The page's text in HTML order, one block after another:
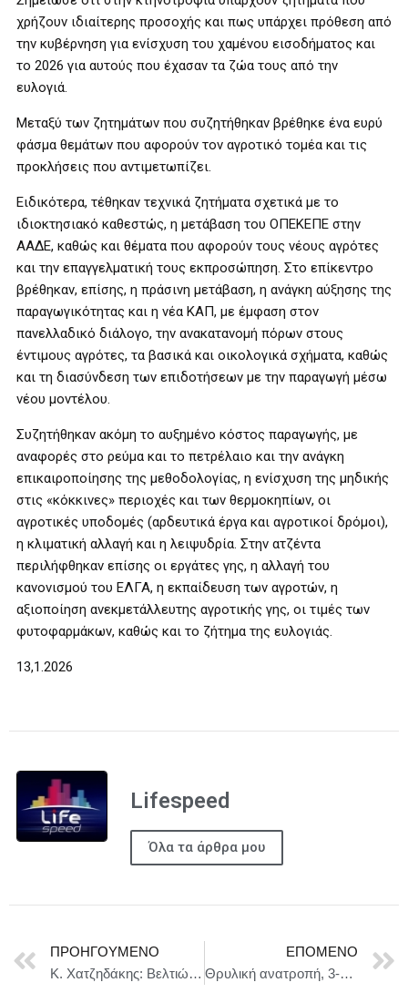
χρήζουν ιδιαίτερης προσοχής και πως υπάρχει πρόθεση από
την κυβέρνηση για ενίσχυση του χαμένου εισοδήματος και
το 2026 για αυτούς που έχασαν τα ζώα τους από την
ευλογιά.
Μεταξύ των ζητημάτων που συζητήθηκαν βρέθηκε ένα ευρύ
φάσμα θεμάτων που αφορούν τον αγροτικό τομέα και τις
προκλήσεις που αντιμετωπίζει.
Ειδικότερα, τέθηκαν τεχνικά ζητήματα σχετικά με το
ιδιοκτησιακό καθεστώς, η μετάβαση του ΟΠΕΚΕΠΕ στην
ΑΑΔΕ, καθώς και θέματα που αφορούν τους νέους αγρότες
και την επαγγελματική τους εκπροσώπηση. Στο επίκεντρο
βρέθηκαν, επίσης, η πράσινη μετάβαση, η ανάγκη αύξησης της
παραγωγικότητας και η νέα ΚΑΠ, με έμφαση στον
πανελλαδικό διάλογο, την ανακατανομή πόρων στους
έντιμους αγρότες, τα βασικά και οικολογικά σχήματα, καθώς
και τη διασύνδεση των επιδοτήσεων με την παραγωγή μέσω
νέου μοντέλου.
Συζητήθηκαν ακόμη το αυξημένο κόστος παραγωγής, με
αναφορές στο ρεύμα και το πετρέλαιο και την ανάγκη
επικαιροποίησης της μεθοδολογίας, η ενίσχυση της μηδικής
στις «κόκκινες» περιοχές και των θερμοκηπίων, οι
αγροτικές υποδομές (αρδευτικά έργα και αγροτικοί δρόμοι),
η κλιματική αλλαγή και η λειψυδρία. Στην ατζέντα
περιλήφθηκαν επίσης οι εργάτες γης, η αλλαγή του
κανονισμού του ΕΛΓΑ, η εκπαίδευση των αγροτών, η
αξιοποίηση ανεκμετάλλευτης αγροτικής γης, οι τιμές των
φυτοφαρμάκων, καθώς και το ζήτημα της ευλογιάς.
13,1.2026
Lifespeed
Όλα τα άρθρα μου
ΠΡΟΗΓΟΎΜΕΝΟ
Κ. Χατζηδάκης: Βελτιώσεις σε 3 μέτρα στήριξης του αγροτικού κόσμου
ΕΠΌΜΕΝΟ
Θρυλική ανατροπή, 3-2 τον Παναθηναϊκό και «ερυθρόλευκο» (και) το Super Cup!